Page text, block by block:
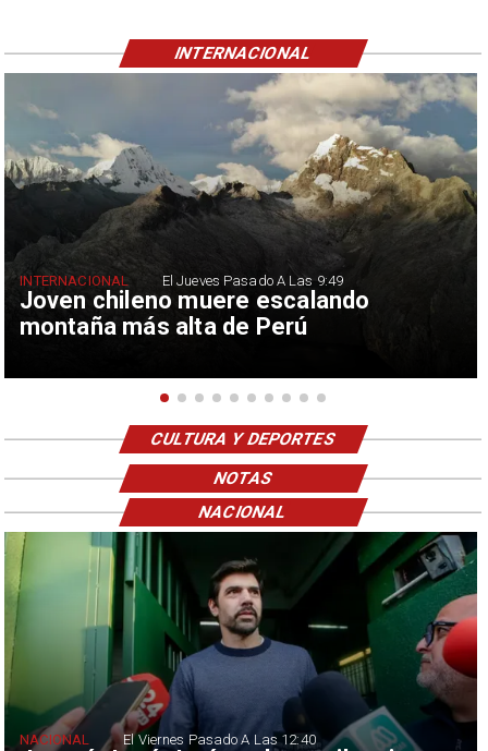
Joven chileno muere escalando
montaña más alta de Perú
INTERNACIONAL El Jueves Pasado A Las 9:49
INTERNACIONAL
CULTURA Y DEPORTES
NOTAS
NACIONAL El Viernes Pasado A Las 12:40
NACIONAL